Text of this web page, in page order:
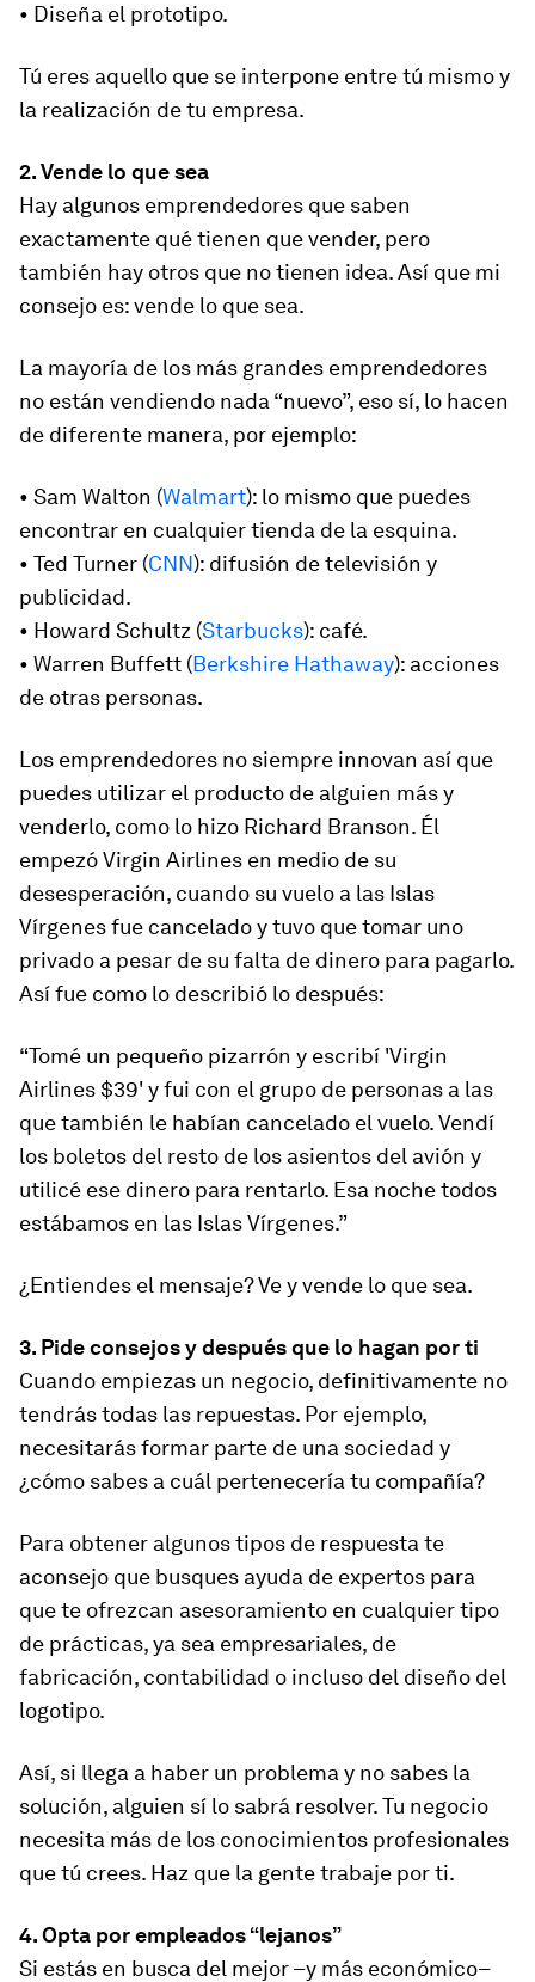
• Diseña el prototipo.
Tú eres aquello que se interpone entre tú mismo y
la realización de tu empresa.
2. Vende lo que sea
Hay algunos emprendedores que saben
exactamente qué tienen que vender, pero
también hay otros que no tienen idea. Así que mi
consejo es: vende lo que sea.
La mayoría de los más grandes emprendedores
no están vendiendo nada “nuevo”, eso sí, lo hacen
de diferente manera, por ejemplo:
• Sam Walton (Walmart): lo mismo que puedes
encontrar en cualquier tienda de la esquina.
• Ted Turner (CNN): difusión de televisión y
publicidad.
• Howard Schultz (Starbucks): café.
• Warren Buffett (Berkshire Hathaway): acciones
de otras personas.
Los emprendedores no siempre innovan así que
puedes utilizar el producto de alguien más y
venderlo, como lo hizo Richard Branson. Él
empezó Virgin Airlines en medio de su
desesperación, cuando su vuelo a las Islas
Vírgenes fue cancelado y tuvo que tomar uno
privado a pesar de su falta de dinero para pagarlo.
Así fue como lo describió lo después:
“Tomé un pequeño pizarrón y escribí 'Virgin
Airlines $39' y fui con el grupo de personas a las
que también le habían cancelado el vuelo. Vendí
los boletos del resto de los asientos del avión y
utilicé ese dinero para rentarlo. Esa noche todos
estábamos en las Islas Vírgenes.”
¿Entiendes el mensaje? Ve y vende lo que sea.
3. Pide consejos y después que lo hagan por ti
Cuando empiezas un negocio, definitivamente no
tendrás todas las repuestas. Por ejemplo,
necesitarás formar parte de una sociedad y
¿cómo sabes a cuál pertenecería tu compañía?
Para obtener algunos tipos de respuesta te
aconsejo que busques ayuda de expertos para
que te ofrezcan asesoramiento en cualquier tipo
de prácticas, ya sea empresariales, de
fabricación, contabilidad o incluso del diseño del
logotipo.
Así, si llega a haber un problema y no sabes la
solución, alguien sí lo sabrá resolver. Tu negocio
necesita más de los conocimientos profesionales
que tú crees. Haz que la gente trabaje por ti.
4. Opta por empleados “lejanos”
Si estás en busca del mejor –y más económico–